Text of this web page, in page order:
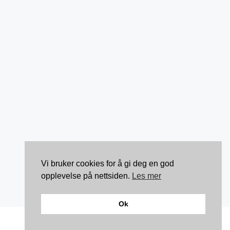
Vi bruker cookies for å gi deg en god
opplevelse på nettsiden. Les mer
Ok